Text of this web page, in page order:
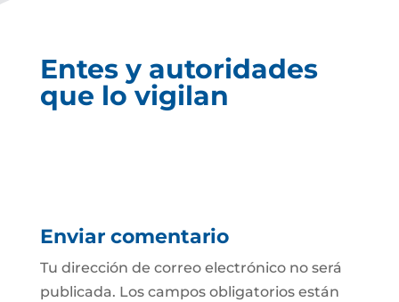
Entes y autoridades
que lo vigilan
Enviar comentario
Tu dirección de correo electrónico no será
publicada. Los campos obligatorios están